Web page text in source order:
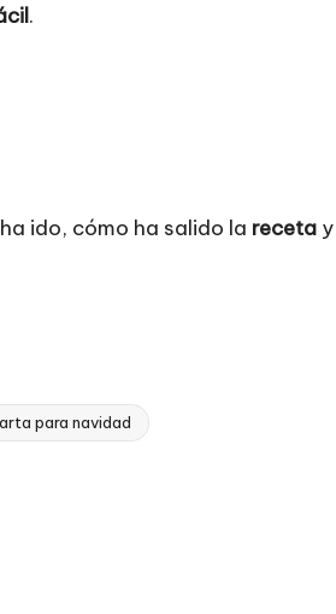
.
ido, cómo ha salido la receta
para navidad